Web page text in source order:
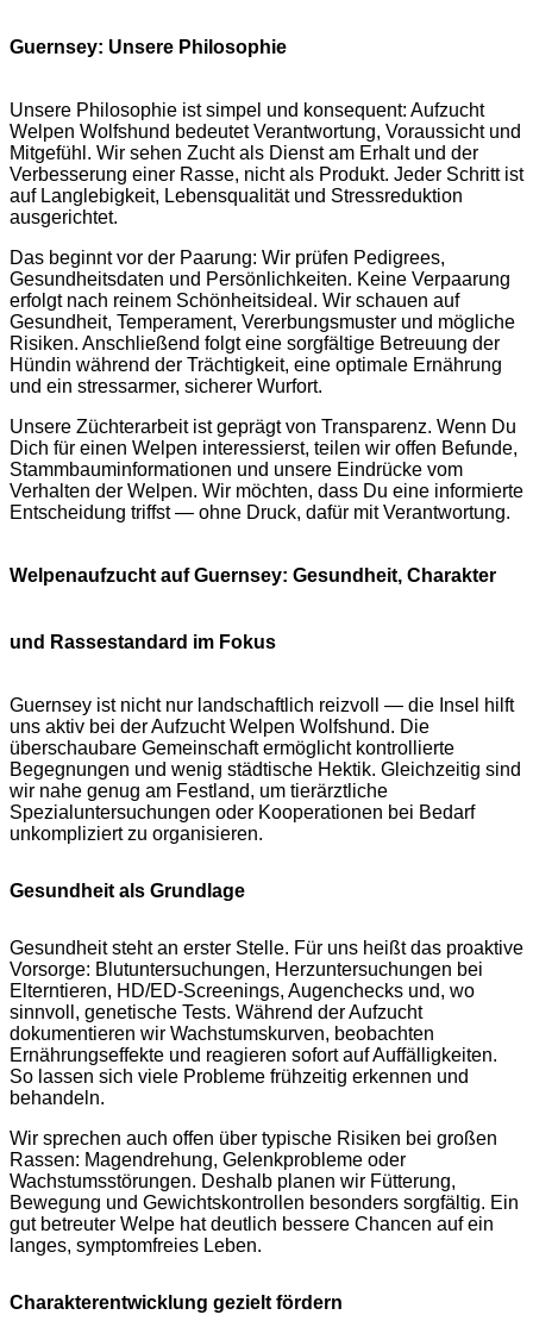
Guernsey: Unsere Philosophie
Unsere Philosophie ist simpel und konsequent: Aufzucht
Welpen Wolfshund bedeutet Verantwortung, Voraussicht und
Mitgefühl. Wir sehen Zucht als Dienst am Erhalt und der
Verbesserung einer Rasse, nicht als Produkt. Jeder Schritt ist
auf Langlebigkeit, Lebensqualität und Stressreduktion
ausgerichtet.
Das beginnt vor der Paarung: Wir prüfen Pedigrees,
Gesundheitsdaten und Persönlichkeiten. Keine Verpaarung
erfolgt nach reinem Schönheitsideal. Wir schauen auf
Gesundheit, Temperament, Vererbungsmuster und mögliche
Risiken. Anschließend folgt eine sorgfältige Betreuung der
Hündin während der Trächtigkeit, eine optimale Ernährung
und ein stressarmer, sicherer Wurfort.
Unsere Züchterarbeit ist geprägt von Transparenz. Wenn Du
Dich für einen Welpen interessierst, teilen wir offen Befunde,
Stammbauminformationen und unsere Eindrücke vom
Verhalten der Welpen. Wir möchten, dass Du eine informierte
Entscheidung triffst — ohne Druck, dafür mit Verantwortung.
Welpenaufzucht auf Guernsey: Gesundheit, Charakter
und Rassestandard im Fokus
Guernsey ist nicht nur landschaftlich reizvoll — die Insel hilft
uns aktiv bei der Aufzucht Welpen Wolfshund. Die
überschaubare Gemeinschaft ermöglicht kontrollierte
Begegnungen und wenig städtische Hektik. Gleichzeitig sind
wir nahe genug am Festland, um tierärztliche
Spezialuntersuchungen oder Kooperationen bei Bedarf
unkompliziert zu organisieren.
Gesundheit als Grundlage
Gesundheit steht an erster Stelle. Für uns heißt das proaktive
Vorsorge: Blutuntersuchungen, Herzuntersuchungen bei
Elterntieren, HD/ED-Screenings, Augenchecks und, wo
sinnvoll, genetische Tests. Während der Aufzucht
dokumentieren wir Wachstumskurven, beobachten
Ernährungseffekte und reagieren sofort auf Auffälligkeiten.
So lassen sich viele Probleme frühzeitig erkennen und
behandeln.
Wir sprechen auch offen über typische Risiken bei großen
Rassen: Magendrehung, Gelenkprobleme oder
Wachstumsstörungen. Deshalb planen wir Fütterung,
Bewegung und Gewichtskontrollen besonders sorgfältig. Ein
gut betreuter Welpe hat deutlich bessere Chancen auf ein
langes, symptomfreies Leben.
Charakterentwicklung gezielt fördern